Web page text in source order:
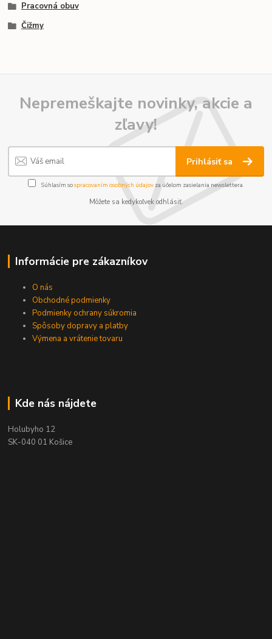
Pracovná obuv
Čižmy
Nepremeškajte novinky, akcie a
zľavy!
Prihlásiť sa
Súhlasím sospracovaním osobných údajov za účelom zasielania newslettera.
Môžete sa kedykoľvek odhlásiť.
Informácie pre zákazníkov
O nás
Obchodné podmienky
Podmienky ochrany súkromia
Spôsoby dopravy a platby
Výmena a vrátenie tovaru
Kde nás nájdete
Holubyho 12
SK-040 01 Košice